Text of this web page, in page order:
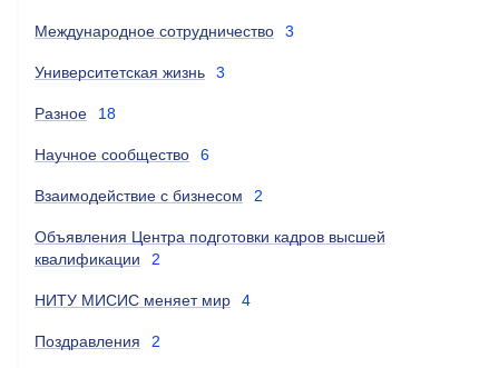
Международное сотрудничество 3
Университетская жизнь 3
Разное 18
Научное сообщество 6
Взаимодействие с бизнесом 2
Объявления Центра подготовки кадров высшей
квалификации
2
НИТУ МИСИС меняет мир 4
Поздравления 2